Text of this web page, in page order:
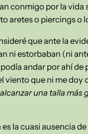
conmigo por la
aretes o piercings o
que ante la
ni estorbaban (ni
andar por ahí
que ni me doy
una talla más
la cuasi ausencia